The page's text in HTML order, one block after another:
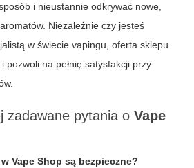
i nieustannie odkrywać nowe,
Niezależnie czy jesteś
w świecie vapingu, oferta sklepu
pozwoli na pełnię satysfakcji przy
zadawane pytania o Vape
Vape Shop są bezpieczne?